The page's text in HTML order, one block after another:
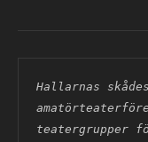
Hallarnas
teatergrupper